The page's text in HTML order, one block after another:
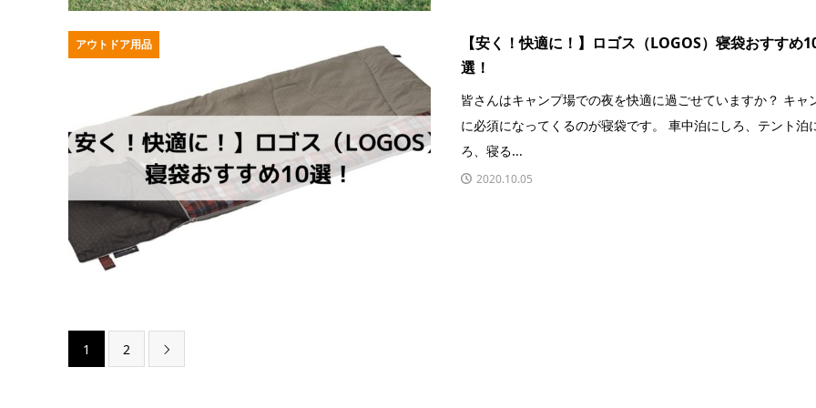
アウトドア用品
【安く！快適に！】ロゴス（LOGOS）寝袋おすすめ
選！
皆さんはキャンプ場での夜を快適に過ごせていますか？ キャ
に必須になってくるのが寝袋です。 車中泊にしろ、テント泊
ろ、寝る...
2020.10.05
1 2 